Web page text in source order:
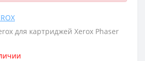
для картриджей Xerox Phaser